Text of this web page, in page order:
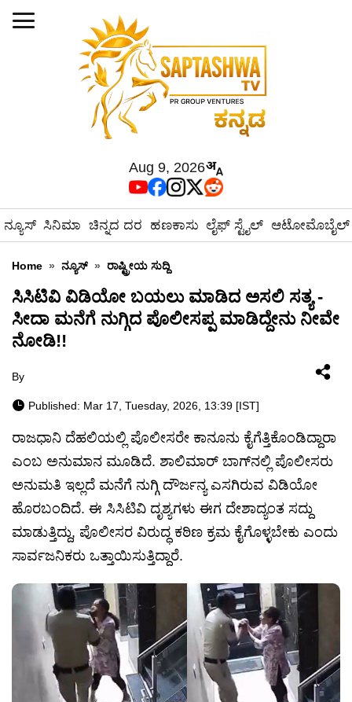
Aug 9, 2026
ನ್ಯೂಸ್ ಸಿನಿಮಾ ಚಿನ್ನದ ದರ ಹಣಕಾಸು ಲೈಫ್ ಸ್ಟೈಲ್ ಆಟೋಮೊಬೈಲ್
Home » ನ್ಯೂಸ್ » ರಾಷ್ಟ್ರೀಯ ಸುದ್ದಿ
ಸಿಸಿಟಿವಿ ವಿಡಿಯೋ ಬಯಲು ಮಾಡಿದ ಅಸಲಿ ಸತ್ಯ -
ಸೀದಾ ಮನೆಗೆ ನುಗ್ಗಿದ ಪೊಲೀಸಪ್ಪ ಮಾಡಿದ್ದೇನು ನೀವೇ
ನೋಡಿ!!
By
Published: Mar 17, Tuesday, 2026, 13:39 [IST]
ರಾಜಧಾನಿ ದೆಹಲಿಯಲ್ಲಿ ಪೊಲೀಸರೇ ಕಾನೂನು ಕೈಗೆತ್ತಿಕೊಂಡಿದ್ದಾರಾ
ಎಂಬ ಅನುಮಾನ ಮೂಡಿದೆ. ಶಾಲಿಮಾರ್ ಬಾಗ್‌ನಲ್ಲಿ ಪೊಲೀಸರು
ಅನುಮತಿ ಇಲ್ಲದೆ ಮನೆಗೆ ನುಗ್ಗಿ ದೌರ್ಜನ್ಯ ಎಸಗಿರುವ ವಿಡಿಯೋ
ಹೊರಬಂದಿದೆ. ಈ ಸಿಸಿಟಿವಿ ದೃಶ್ಯಗಳು ಈಗ ದೇಶಾದ್ಯಂತ ಸದ್ದು
ಮಾಡುತ್ತಿದ್ದು, ಪೊಲೀಸರ ವಿರುದ್ಧ ಕಠಿಣ ಕ್ರಮ ಕೈಗೊಳ್ಳಬೇಕು ಎಂದು
ಸಾರ್ವಜನಿಕರು ಒತ್ತಾಯಿಸುತ್ತಿದ್ದಾರೆ.